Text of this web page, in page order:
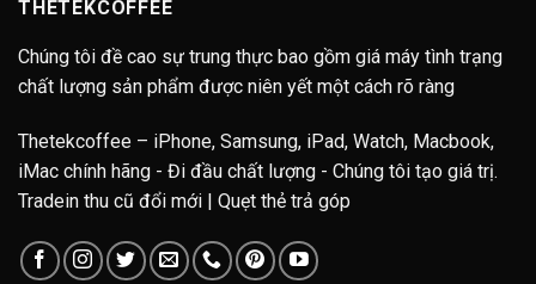
THETEKCOFFEE
Chúng tôi đề cao sự trung thực bao gồm giá máy tình trạng
chất lượng sản phẩm được niên yết một cách rõ ràng
Thetekcoffee – iPhone, Samsung, iPad, Watch, Macbook,
iMac chính hãng - Đi đầu chất lượng - Chúng tôi tạo giá trị.
Tradein thu cũ đổi mới | Quẹt thẻ trả góp